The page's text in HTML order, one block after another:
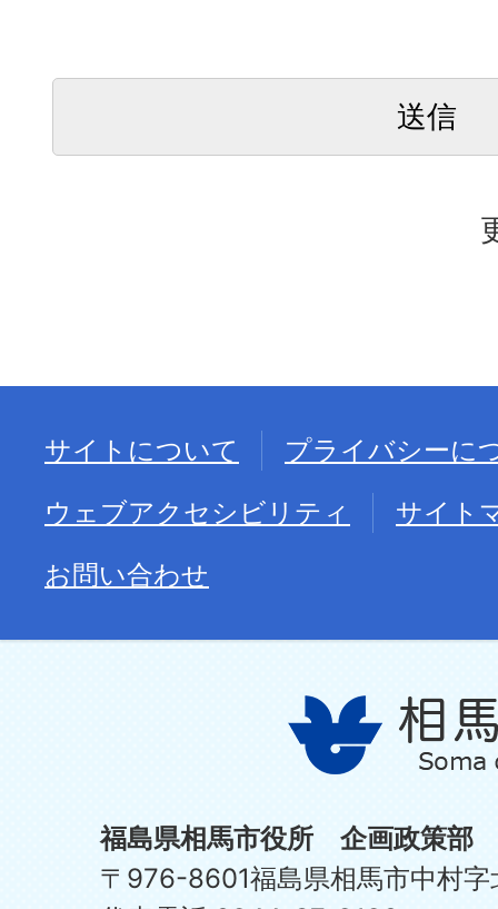
サイトについて
プライバシーに
ウェブアクセシビリティ
サイト
お問い合わせ
福島県相馬市役所 企画政策部
〒976-8601福島県相馬市中村